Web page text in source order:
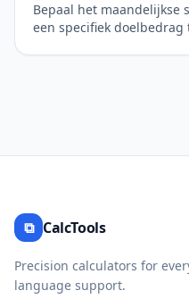
Bepaal het maandelijkse
een specifiek
⧉ CalcTools
Precision calculators for
language support.